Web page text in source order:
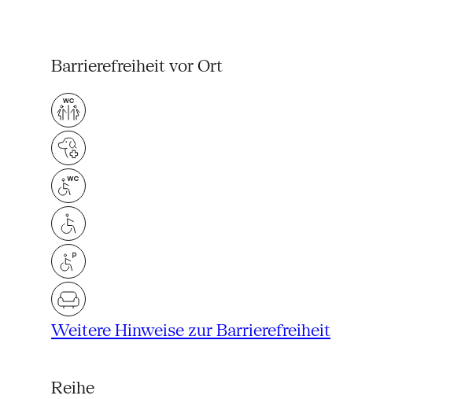
Barrierefreiheit vor Ort
Weitere Hinweise zur Barrierefreiheit
Reihe